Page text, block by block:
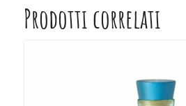
Prodotti correlati